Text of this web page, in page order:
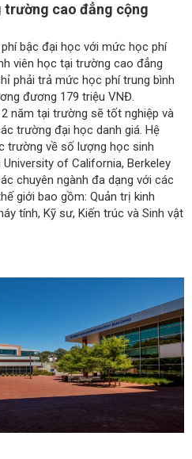
trường cao đẳng cộng
bậc đại học với mức học phí
viên học tại trường cao đẳng
phải trả mức học phí trung bình
đương 179 triệu VNĐ.
năm tại trường sẽ tốt nghiệp và
trường đại học danh giá. Hệ
trường về số lượng học sinh
of California, Berkeley
chuyên ngành đa dạng với các
giới bao gồm: Quản trị kinh
tính, Kỹ sư, Kiến trúc và Sinh vật